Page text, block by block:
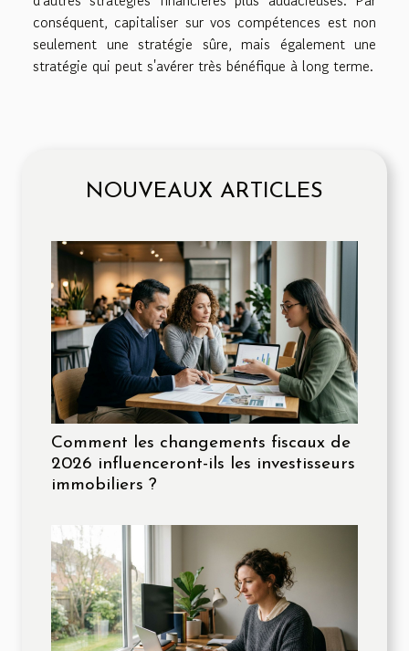
conséquent, capitaliser sur vos compétences est non
seulement une stratégie sûre, mais également une
stratégie qui peut s'avérer très bénéfique à long terme.
NOUVEAUX ARTICLES
Comment les changements fiscaux de
2026 influenceront-ils les investisseurs
immobiliers ?